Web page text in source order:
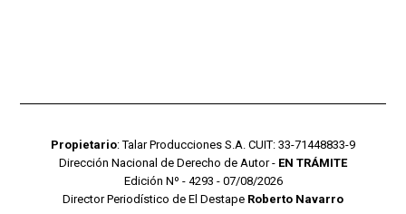
Propietario: Talar Producciones S.A. CUIT: 33-71448833-9
Dirección Nacional de Derecho de Autor - EN TRÁMITE
Edición Nº - 4293 - 07/08/2026
Director Periodístico de El Destape Roberto Navarro